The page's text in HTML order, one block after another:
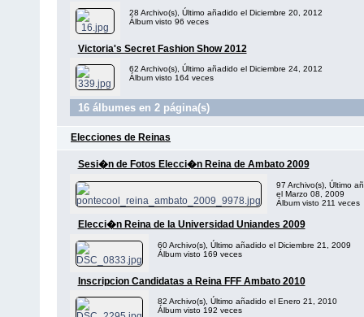
28 Archivo(s), Último añadido el Diciembre 20, 2012
Álbum visto 96 veces
Victoria's Secret Fashion Show 2012
62 Archivo(s), Último añadido el Diciembre 24, 2012
Álbum visto 164 veces
16 álbumes en 2 página(s)
Elecciones de Reinas
Sesi�n de Fotos Elecci�n Reina de Ambato 2009
97 Archivo(s), Último
el Marzo 08, 2009
Álbum visto 211 veces
Elecci�n Reina de la Universidad Uniandes 2009
60 Archivo(s), Último añadido el Diciembre 21, 2009
Álbum visto 169 veces
Inscripcion Candidatas a Reina FFF Ambato 2010
82 Archivo(s), Último añadido el Enero 21, 2010
Álbum visto 192 veces